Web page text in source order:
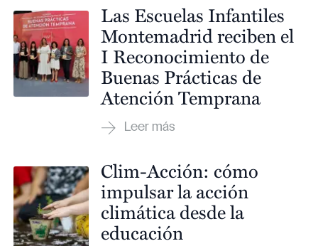
Las Escuelas Infantiles
Montemadrid reciben el
I Reconocimiento de
Buenas Prácticas de
Atención Temprana
Clim-Acción: cómo
impulsar la acción
climática desde la
educación